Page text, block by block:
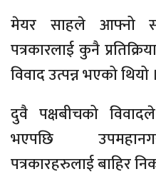
मेयर साहले आफ्नो
पत्रकारलाई कुनै
विवाद उत्पन्न भएको थियो ।
दुवै पक्षबीचको
भएपछि
पत्रकारहरुलाई बाहिर